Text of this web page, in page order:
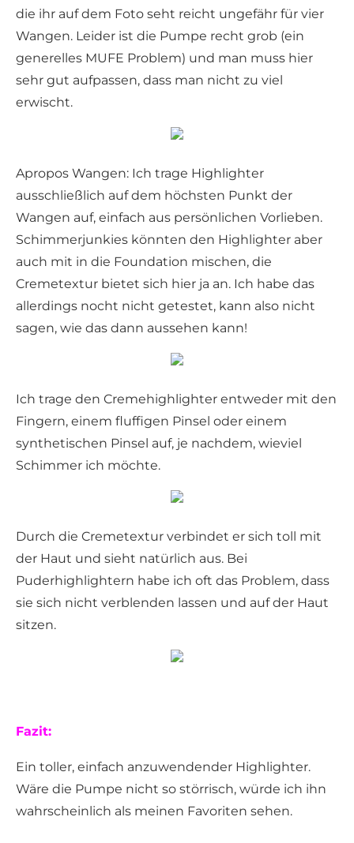
die ihr auf dem Foto seht reicht ungefähr für vier
Wangen. Leider ist die Pumpe recht grob (ein
generelles MUFE Problem) und man muss hier
sehr gut aufpassen, dass man nicht zu viel
erwischt.
Apropos Wangen: Ich trage Highlighter
ausschließlich auf dem höchsten Punkt der
Wangen auf, einfach aus persönlichen Vorlieben.
Schimmerjunkies könnten den Highlighter aber
auch mit in die Foundation mischen, die
Cremetextur bietet sich hier ja an. Ich habe das
allerdings nocht nicht getestet, kann also nicht
sagen, wie das dann aussehen kann!
Ich trage den Cremehighlighter entweder mit den
Fingern, einem fluffigen Pinsel oder einem
synthetischen Pinsel auf, je nachdem, wieviel
Schimmer ich möchte.
Durch die Cremetextur verbindet er sich toll mit
der Haut und sieht natürlich aus. Bei
Puderhighlightern habe ich oft das Problem, dass
sie sich nicht verblenden lassen und auf der Haut
sitzen.
Fazit:
Ein toller, einfach anzuwendender Highlighter.
Wäre die Pumpe nicht so störrisch, würde ich ihn
wahrscheinlich als meinen Favoriten sehen.